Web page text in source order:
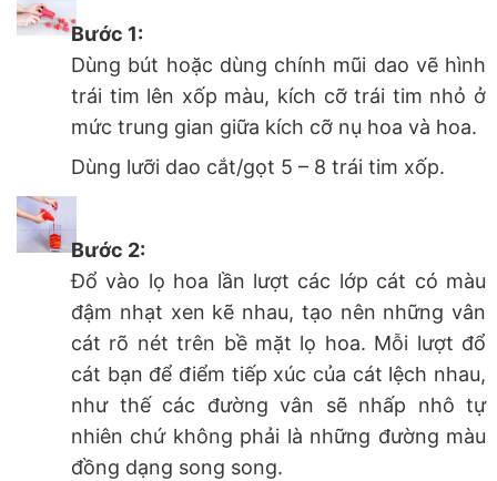
Bước 1:
Dùng bút hoặc dùng chính mũi dao vẽ hình
trái tim lên xốp màu, kích cỡ trái tim nhỏ ở
mức trung gian giữa kích cỡ nụ hoa và hoa.
Dùng lưỡi dao cắt/gọt 5 – 8 trái tim xốp.
Bước 2:
Đổ vào lọ hoa lần lượt các lớp cát có màu
đậm nhạt xen kẽ nhau, tạo nên những vân
cát rõ nét trên bề mặt lọ hoa. Mỗi lượt đổ
cát bạn để điểm tiếp xúc của cát lệch nhau,
như thế các đường vân sẽ nhấp nhô tự
nhiên chứ không phải là những đường màu
đồng dạng song song.